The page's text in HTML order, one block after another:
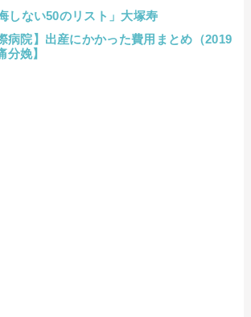
しない50のリスト」大塚寿
病院】出産にかかった費用まとめ（2019
分娩】